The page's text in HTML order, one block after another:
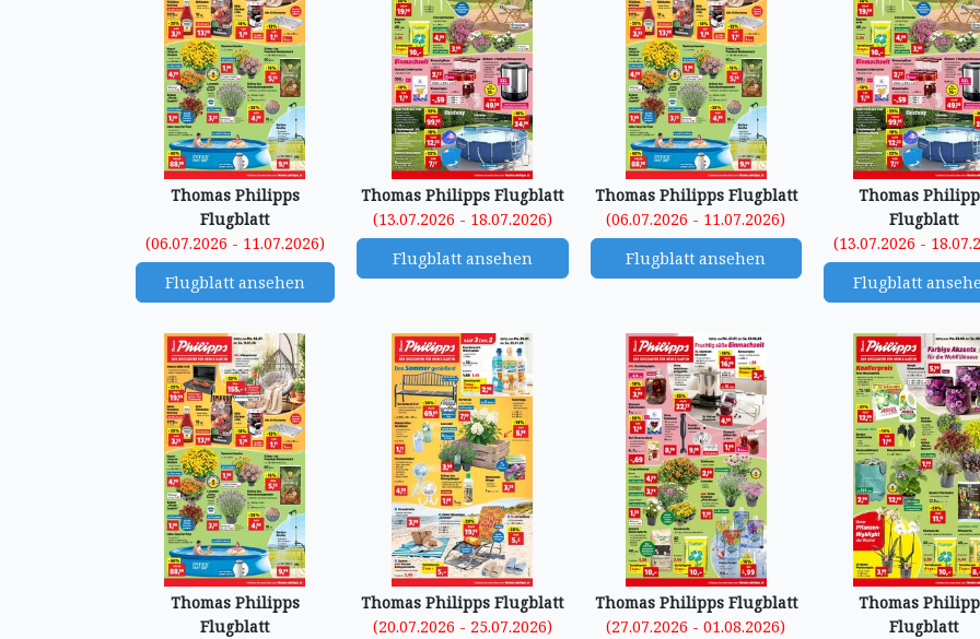
Thomas Philipps
Flugblatt
(06.07.2026 - 11.07.2026)
Flugblatt ansehen
Thomas Philipps Flugblatt
(13.07.2026 - 18.07.2026)
Flugblatt ansehen
Thomas Philipps Flugblatt
(06.07.2026 - 11.07.2026)
Flugblatt ansehen
Thomas
Flugblatt
(13.07.2026 -
Flugblatt
Thomas Philipps
Flugblatt
Thomas Philipps Flugblatt
(20.07.2026 - 25.07.2026)
Thomas Philipps Flugblatt
(27.07.2026 - 01.08.2026)
Thomas
Flugblatt